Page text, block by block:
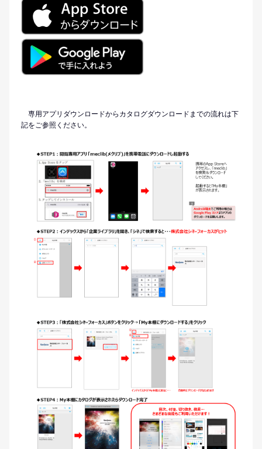
専用アプリダウンロードからカタログダウンロードまでの流れは下
記をご参照ください。